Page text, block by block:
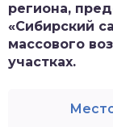
региона,
«Сибирский
массового
участках.